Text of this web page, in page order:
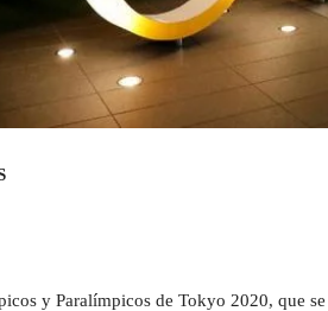
y Paralímpicos de Tokyo 2020, que